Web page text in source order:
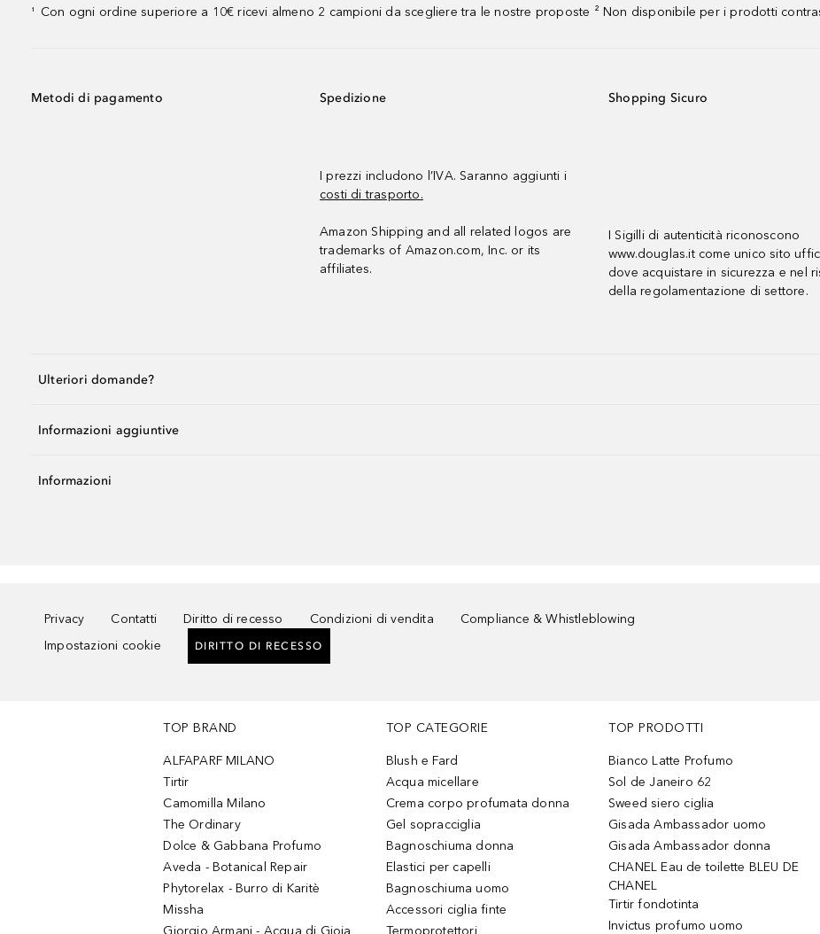
¹ Con ogni ordine superiore a 10€ ricevi almeno 2 campioni da scegliere tra le nostre proposte ² Non disponibile per i prodotti
Metodi di pagamento Spedizione
I prezzi includono l’IVA. Saranno aggiunti i
costi di trasporto.
Amazon Shipping and all related logos are
trademarks of Amazon.com, Inc. or its
affiliates.
Shopping Sicuro
I Sigilli di autenticità riconoscono
www.douglas.it come unico sito
dove acquistare in sicurezza e nel
della regolamentazione di settore.
Ulteriori domande?
Informazioni aggiuntive
Informazioni
Privacy Contatti Diritto di recesso Condizioni di vendita
Compliance & Whistleblowing
Impostazioni cookie
DIRITTO DI RECESSO
TOP BRAND
ALFAPARF MILANO
Tirtir
Camomilla Milano
The Ordinary
Dolce & Gabbana Profumo
Aveda - Botanical Repair
Phytorelax - Burro di Karitè
Missha
Giorgio Armani - Acqua di Gioia
TOP CATEGORIE
Blush e Fard
Acqua micellare
Crema corpo profumata donna
Gel sopracciglia
Bagnoschiuma donna
Elastici per capelli
Bagnoschiuma uomo
Accessori ciglia finte
Termoprotettori
TOP PRODOTTI
Bianco Latte Profumo
Sol de Janeiro 62
Sweed siero ciglia
Gisada Ambassador uomo
Gisada Ambassador donna
CHANEL Eau de toilette BLEU DE
CHANEL
Tirtir fondotinta
Invictus profumo uomo